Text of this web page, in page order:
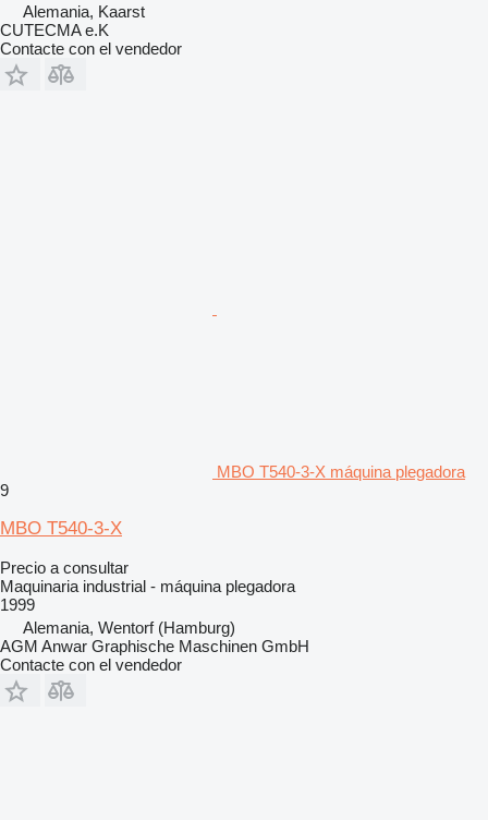
Alemania, Kaarst
CUTECMA e.K
Contacte con el vendedor
MBO T540-3-X máquina plegadora
9
MBO T540-3-X
Precio a consultar
Maquinaria industrial - máquina plegadora
1999
Alemania, Wentorf (Hamburg)
AGM Anwar Graphische Maschinen GmbH
Contacte con el vendedor